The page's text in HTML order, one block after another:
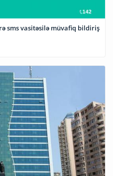
sms vasitəsilə müvafiq bildiriş